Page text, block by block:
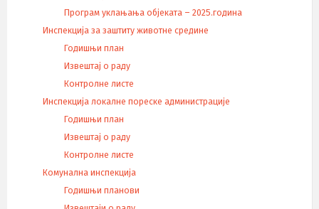
Програм уклањања објеката – 2025.година
Инспекција за заштиту животне средине
Годишњи план
Извештај о раду
Контролне листе
Инспекција локалне пореске администрације
Годишњи план
Извештај о раду
Контролне листе
Комунална инспекција
Годишњи планови